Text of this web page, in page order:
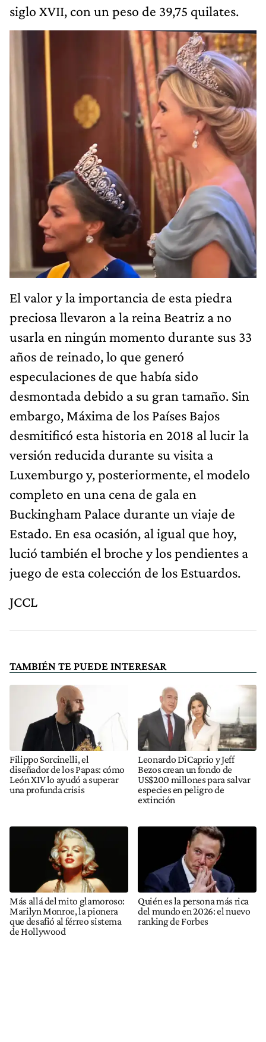
siglo XVII, con un peso de 39,75 quilates.
El valor y la importancia de esta piedra
preciosa llevaron a la reina Beatriz a no
usarla en ningún momento durante sus 33
años de reinado, lo que generó
especulaciones de que había sido
desmontada debido a su gran tamaño. Sin
embargo, Máxima de los Países Bajos
desmitificó esta historia en 2018 al lucir la
versión reducida durante su visita a
Luxemburgo y, posteriormente, el modelo
completo en una cena de gala en
Buckingham Palace durante un viaje de
Estado. En esa ocasión, al igual que hoy,
lució también el broche y los pendientes a
juego de esta colección de los Estuardos.
JCCL
TAMBIÉN TE PUEDE INTERESAR
Filippo Sorcinelli, el
diseñador de los Papas: cómo
León XIV lo ayudó a superar
una profunda crisis
Leonardo DiCaprio y Jeff
Bezos crean un fondo de
US$200 millones para salvar
especies en peligro de
extinción
Más allá del mito glamoroso:
Marilyn Monroe, la pionera
que desafió al férreo sistema
de Hollywood
Quién es la persona más rica
del mundo en 2026: el nuevo
ranking de Forbes